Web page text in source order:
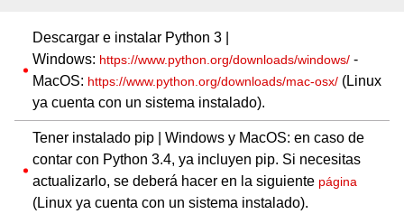
Descargar e instalar Python 3 |
Windows: https://www.python.org/downloads/windows/ -
MacOS: https://www.python.org/downloads/mac-osx/ (Linux
ya cuenta con un sistema instalado).
Tener instalado pip | Windows y MacOS: en caso de
contar con Python 3.4, ya incluyen pip. Si necesitas
actualizarlo, se deberá hacer en la siguiente página
(Linux ya cuenta con un sistema instalado).